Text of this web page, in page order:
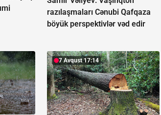
razılaşmaları Cənubi Qafqaza
böyük perspektivlər vəd edir
7 Avqust 17:14